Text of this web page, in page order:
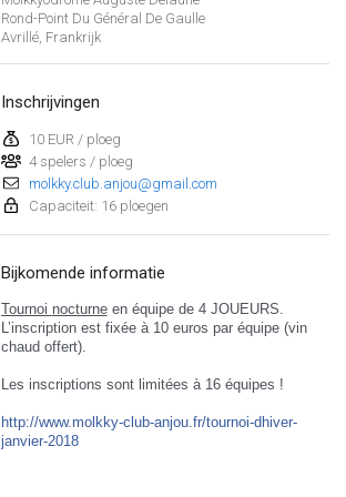
Rond-Point Du Général De Gaulle
Avrillé, Frankrijk
Inschrijvingen
10 EUR / ploeg
4 spelers / ploeg
molkky.club.anjou@gmail.com
Capaciteit: 16 ploegen
Bijkomende informatie
Tournoi nocturne en équipe de 4 JOUEURS.
L’inscription est fixée à 10 euros par équipe (vin
chaud offert).
Les inscriptions sont limitées à 16 équipes !
http://www.molkky-club-anjou.fr/tournoi-dhiver-
janvier-2018
Lumi Mölkky
Tournoi de la St Valentin
10 feb. 2018|
Faschings-Mölkky
11 feb. 2018 | Duitsland
Rakovnické mölkkování
24 feb. 2018|Finland
Tournoi de l'ASSER